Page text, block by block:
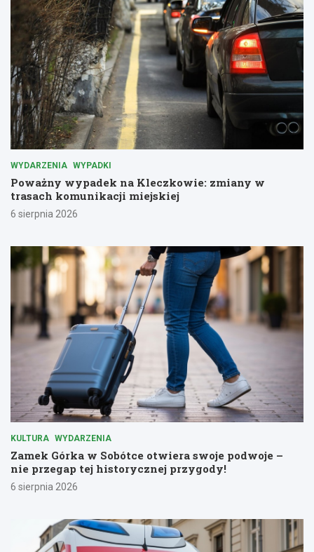
WYDARZENIA WYPADKI
Poważny wypadek na Kleczkowie: zmiany w
trasach komunikacji miejskiej
6 sierpnia 2026
KULTURA WYDARZENIA
Zamek Górka w Sobótce otwiera swoje podwoje –
nie przegap tej historycznej przygody!
6 sierpnia 2026